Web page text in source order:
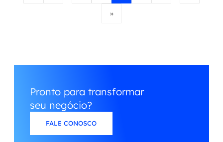
»
Pronto para transformar
seu negócio?
FALE CONOSCO